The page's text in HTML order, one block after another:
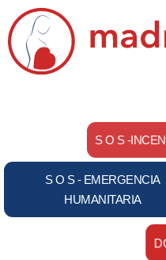
Saltar
al
S O S -
S O S - EMERGENCIA
HUMANITARIA